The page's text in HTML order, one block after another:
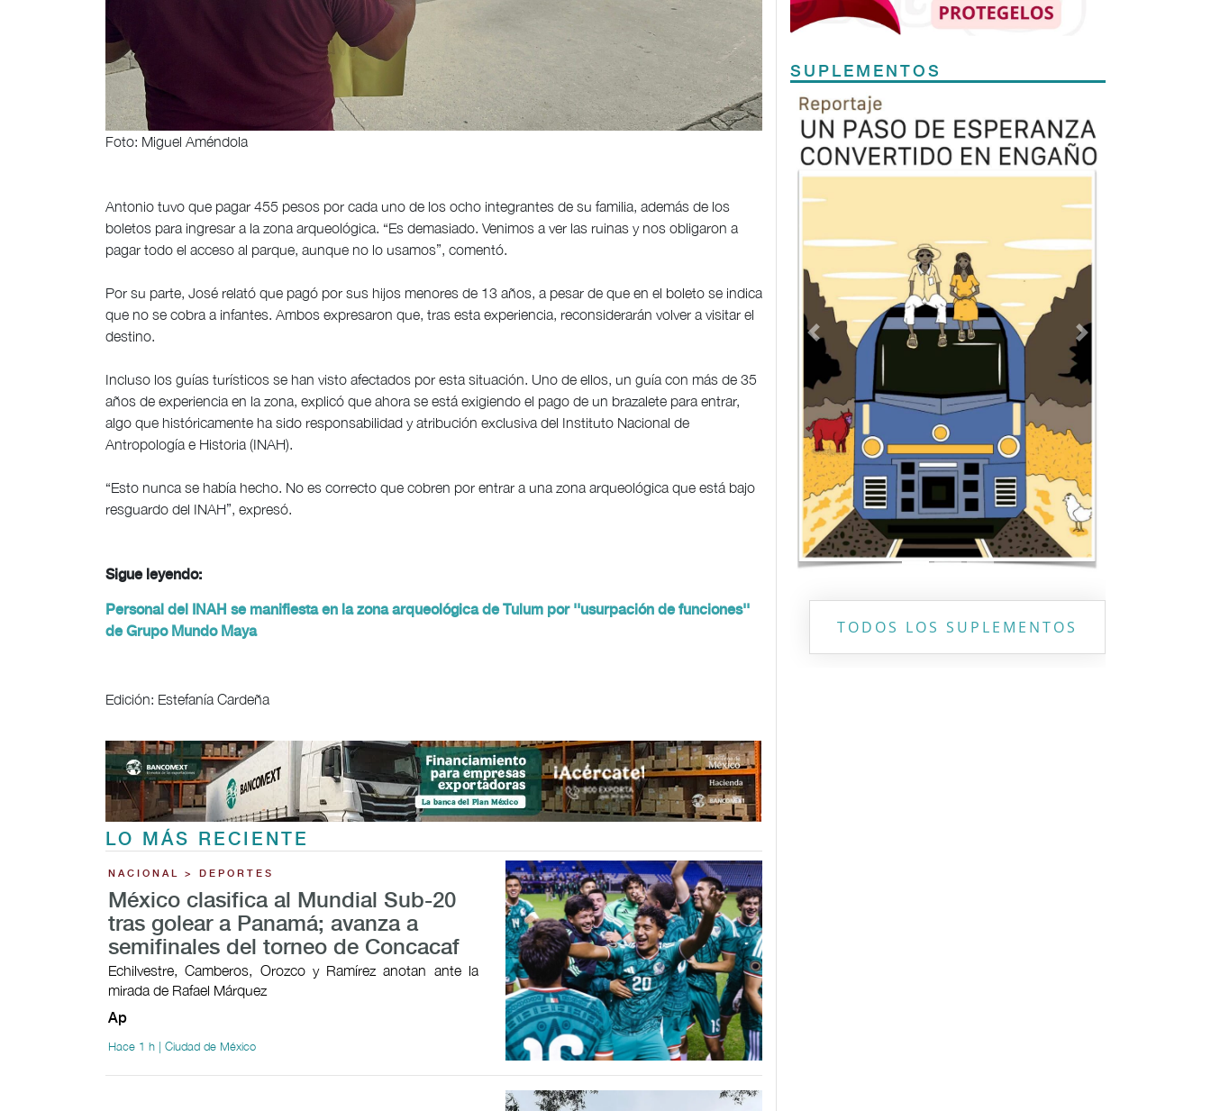
Foto: Miguel Améndola
Antonio tuvo que pagar 455 pesos por cada uno de los ocho integrantes de su familia, además de los
boletos para ingresar a la zona arqueológica. “Es demasiado. Venimos a ver las ruinas y nos obligaron a
pagar todo el acceso al parque, aunque no lo usamos”, comentó.
Por su parte, José relató que pagó por sus hijos menores de 13 años, a pesar de que en el boleto se indica
que no se cobra a infantes. Ambos expresaron que, tras esta experiencia, reconsiderarán volver a visitar el
destino.
Incluso los guías turísticos se han visto afectados por esta situación. Uno de ellos, un guía con más de 35
años de experiencia en la zona, explicó que ahora se está exigiendo el pago de un brazalete para entrar,
algo que históricamente ha sido responsabilidad y atribución exclusiva del Instituto Nacional de
Antropología e Historia (INAH).
“Esto nunca se había hecho. No es correcto que cobren por entrar a una zona arqueológica que está bajo
resguardo del INAH”, expresó.
Sigue leyendo:
Personal del INAH se manifiesta en la zona arqueológica de Tulum por ''usurpación de funciones''
de Grupo Mundo Maya
Edición: Estefanía Cardeña
LO MÁS RECIENTE
NACIONAL > DEPORTES
México clasifica al Mundial Sub-20
tras golear a Panamá; avanza a
semifinales del torneo de Concacaf
Echilvestre, Camberos, Orozco y Ramírez anotan ante la
mirada de Rafael Márquez
Ap
Hace 1 h | Ciudad de México
SUPLEMENTOS
Previous
TODOS LOS SUPLEMENTOS